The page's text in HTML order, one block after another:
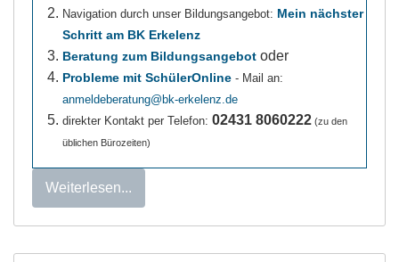
Navigation durch unser Bildungsangebot: Mein nächster
Schritt am BK Erkelenz
Beratung zum Bildungsangebot oder
Probleme mit SchülerOnline - Mail an:
anmeldeberatung@bk-erkelenz.de
direkter Kontakt per Telefon: 02431 8060222 (zu den
üblichen Bürozeiten)
Weiterlesen...